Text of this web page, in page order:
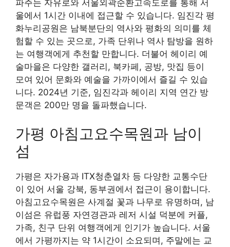
파주는 자유로와 서울외곽순환고속도로를 통해 서
울에서 1시간 이내에 접근할 수 있습니다. 임진각 평
화누리공원은 남북분단의 역사와 평화의 의미를 체
험할 수 있는 곳으로, 가족 단위나 역사 탐방을 원하
는 여행객에게 추천할 만합니다. 더불어 헤이리 예
술마을은 다양한 갤러리, 북카페, 공방, 맛집 등이
모여 있어 문화와 예술을 가까이에서 즐길 수 있습
니다. 2024년 기준, 임진각과 헤이리 지역 연간 방
문객은 200만 명을 돌파했습니다.
가평 아침고요수목원과 남이
섬
가평은 자가용과 ITX청춘열차 등 다양한 교통수단
이 있어 서울 강북, 동부권에서 접근이 용이합니다.
아침고요수목원은 사계절 꽃과 나무로 유명하며, 남
이섬은 유럽풍 자연경관과 레저 시설 덕분에 커플,
가족, 친구 단위 여행객에게 인기가 높습니다. 서울
에서 가평까지는 약 1시간이 소요되며, 주말에는 교